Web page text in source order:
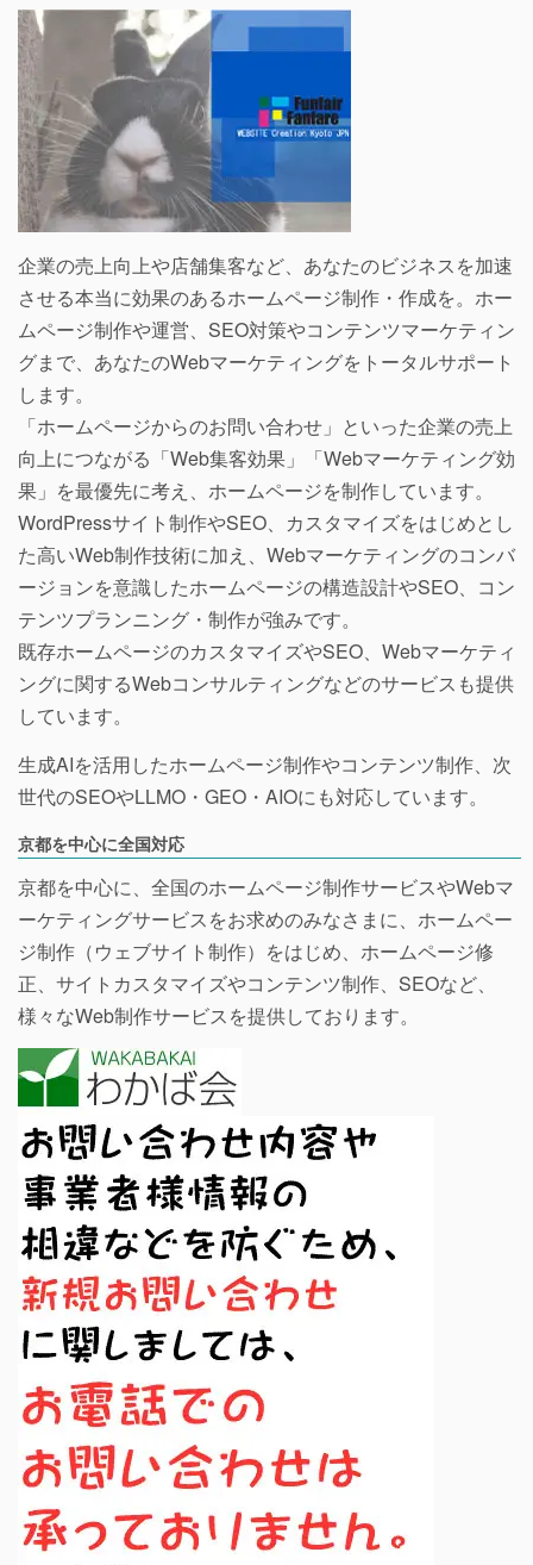
企業の売上向上や店舗集客など、あなたのビジネスを加速
させる本当に効果のあるホームページ制作・作成を。ホー
ムページ制作や運営、SEO対策やコンテンツマーケティン
グまで、あなたのWebマーケティングをトータルサポート
します。
「ホームページからのお問い合わせ」といった企業の売上
向上につながる「Web集客効果」「Webマーケティング効
果」を最優先に考え、ホームページを制作しています。
WordPressサイト制作やSEO、カスタマイズをはじめとし
た高いWeb制作技術に加え、Webマーケティングのコンバ
ージョンを意識したホームページの構造設計やSEO、コン
テンツプランニング・制作が強みです。
既存ホームページのカスタマイズやSEO、Webマーケティ
ングに関するWebコンサルティングなどのサービスも提供
しています。
生成AIを活用したホームページ制作やコンテンツ制作、次
世代のSEOやLLMO・GEO・AIOにも対応しています。
京都を中心に全国対応
京都を中心に、全国のホームページ制作サービスやWebマ
ーケティングサービスをお求めのみなさまに、ホームペー
ジ制作（ウェブサイト制作）をはじめ、ホームページ修
正、サイトカスタマイズやコンテンツ制作、SEOなど、
様々なWeb制作サービスを提供しております。